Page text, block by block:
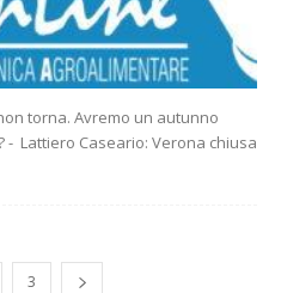
torna. Avremo un autunno
- Lattiero Caseario: Verona chiusa
3